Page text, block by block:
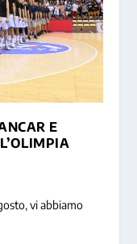
ITALIA
E
vi abbiamo